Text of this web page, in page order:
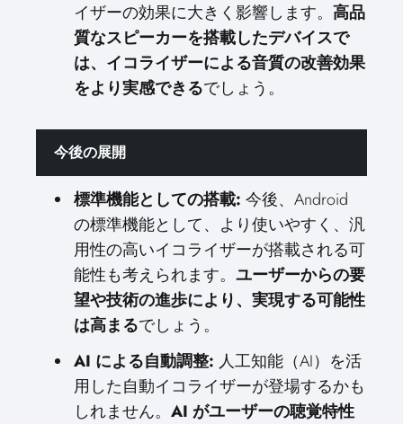
イザーの効果に大きく影響します。 高品
質なスピーカーを搭載したデバイスで
は、イコライザーによる音質の改善効果
をより実感できるでしょう。
今後の展開
標準機能としての搭載: 今後、Android
の標準機能として、より使いやすく、汎
用性の高いイコライザーが搭載される可
能性も考えられます。 ユーザーからの要
望や技術の進歩により、実現する可能性
は高まるでしょう。
AI による自動調整: 人工知能（AI）を活
用した自動イコライザーが登場するかも
しれません。 AI がユーザーの聴覚特性